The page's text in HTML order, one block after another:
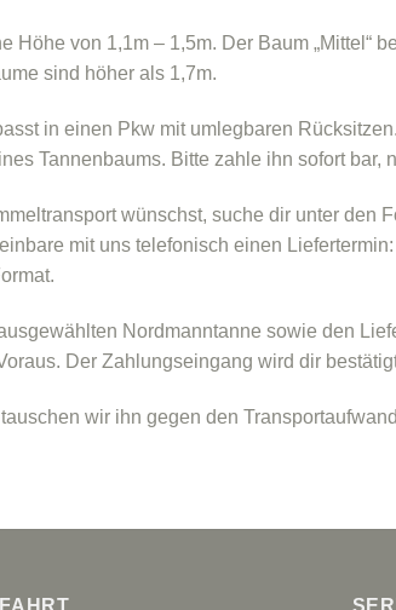
Höhe von 1,1m – 1,5m. Der Baum „Mittel“
sind höher als 1,7m.
in einen Pkw mit umlegbaren
Tannenbaums. Bitte zahle ihn sofort bar,
wünschst, suche dir unter den
mit uns telefonisch einen
Nordmanntanne sowie den
Der Zahlungseingang wird dir
wir ihn gegen den